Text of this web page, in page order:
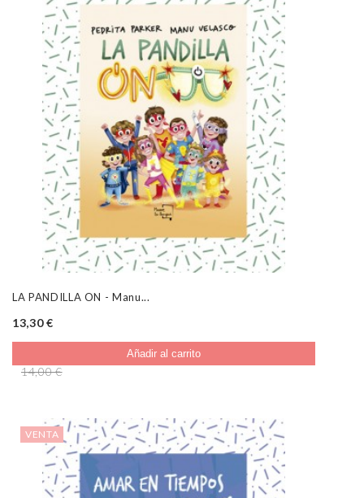
LA PANDILLA ON - Manu...
13,30 €
Añadir al carrito
14,00 €
VENTA